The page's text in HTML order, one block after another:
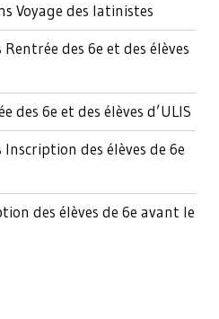
Voyage des latinistes
Rentrée des 6e et des élèves
des 6e et des élèves d’ULIS
Inscription des élèves de 6e
des élèves de 6e avant le